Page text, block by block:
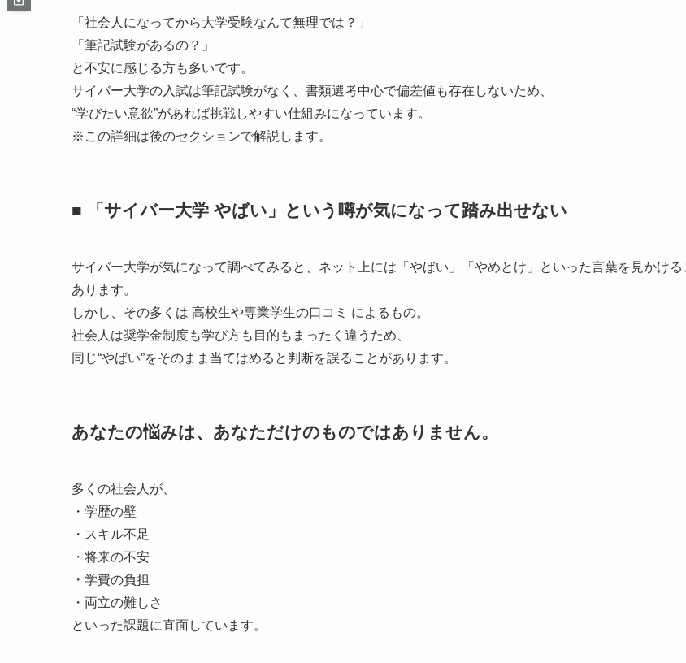
「社会人になってから大学受験なんて無理では？」
「筆記試験があるの？」
と不安に感じる方も多いです。
サイバー大学の入試は筆記試験がなく、書類選考中心で偏差値も存在しないため、
“学びたい意欲”があれば挑戦しやすい仕組みになっています。
※この詳細は後のセクションで解説します。
■ 「サイバー大学 やばい」という噂が気になって踏み出せない
サイバー大学が気になって調べてみると、ネット上には「やばい」「やめとけ」といった言葉を見かける
あります。
しかし、その多くは 高校生や専業学生の口コミ によるもの。
社会人は奨学金制度も学び方も目的もまったく違うため、
同じ“やばい”をそのまま当てはめると判断を誤ることがあります。
あなたの悩みは、あなただけのものではありません。
多くの社会人が、
・学歴の壁
・スキル不足
・将来の不安
・学費の負担
・両立の難しさ
といった課題に直面しています。